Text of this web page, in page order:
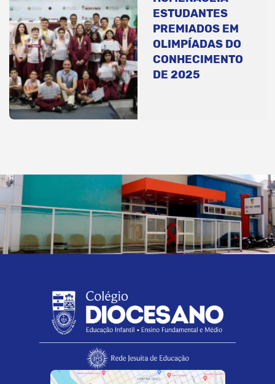
ESTUDANTES
PREMIADOS EM
OLIMPÍADAS DO
CONHECIMENTO
DE 2025